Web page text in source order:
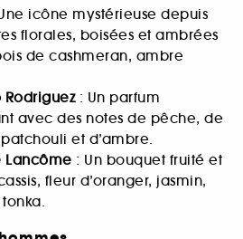
icône mystérieuse depuis
florales, boisées et ambrées
de cashmeran, ambre
Rodriguez: Un parfum
avec des notes de pêche, de
et d’ambre.
Lancôme : Un bouquet fruité et
fleur d’oranger, jasmin,